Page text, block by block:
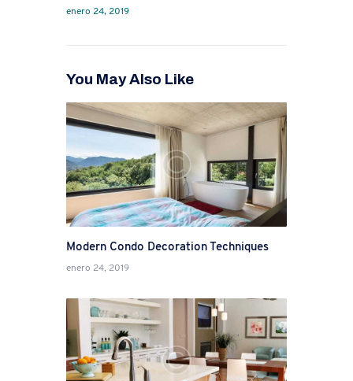
enero 24, 2019
You May Also Like
Modern Condo Decoration Techniques
enero 24, 2019